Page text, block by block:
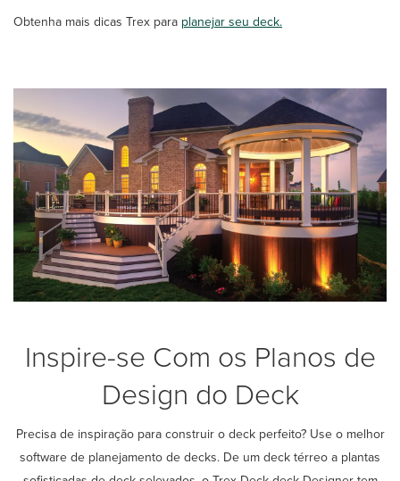
Obtenha mais dicas Trex para planejar seu deck.
Inspire-se Com os Planos de
Design do Deck
Precisa de inspiração para construir o deck perfeito? Use o melhor
software de planejamento de decks. De um deck térreo a plantas